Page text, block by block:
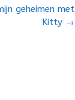
geheimen met
Kitty →